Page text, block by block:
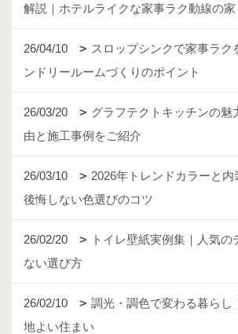
解説｜ホテルライクな家事ラク動線の家
26/04/10
スロップシンクで家事ラク
ンドリールームづくりのポイント
26/03/20
グラフテクトキッチンの魅
由と施工事例をご紹介
26/03/10
2026年トレンドカラーと内
後悔しない色選びのコツ
26/02/20
トイレ壁紙実例集｜人気の
ない選び方
26/02/10
調光・調色で変わる暮らし
地よい住まい